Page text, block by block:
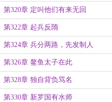
第320章 定叫他们有来无回
第322章 起兵反隋
第324章 兵分两路，先发制人
第326章 鳌鱼太子在此
第328章 独自背负骂名
第330章 新罗国有水师